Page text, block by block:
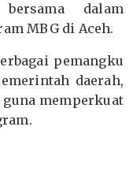
dalam
MBG di Aceh.
pemangku
daerah,
guna memperkuat